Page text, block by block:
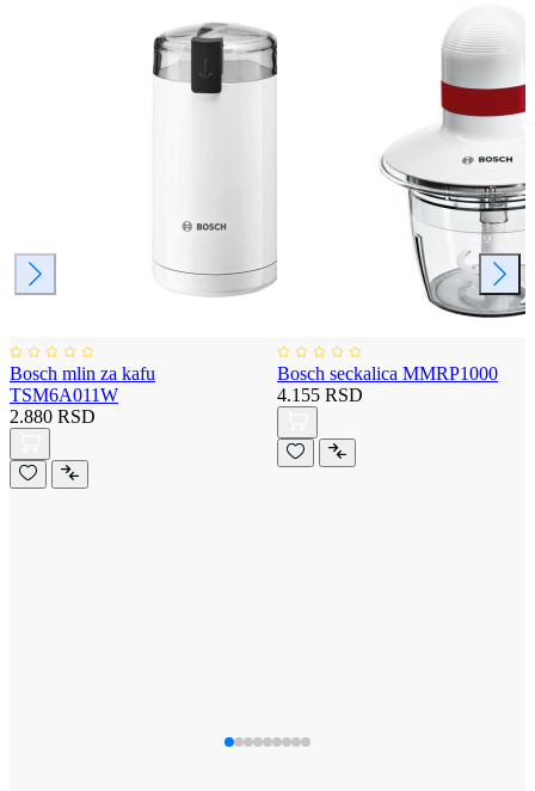
Bosch mlin za kafu
TSM6A011W
2.880 RSD
Bosch seckalica MMRP1000
4.155 RSD